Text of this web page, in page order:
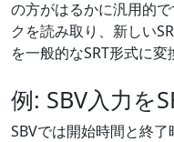
の方がはるかに汎用的
クを読み取り、新しい
を一般的なSRT形式に変
例: SBV入力を
SBVでは開始時間と終